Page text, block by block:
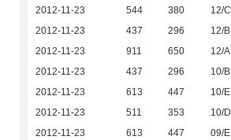
2012-11-23
544 380 12/C
2012-11-23
437 296 12/B
2012-11-23
911 650 12/A
2012-11-23
437 296 10/B
2012-11-23
613 447 10/E
2012-11-23
511 353 10/D
2012-11-23
613 447 09/E